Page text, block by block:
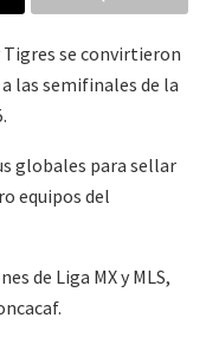
Tigres se convirtieron
las semifinales de la
globales para sellar
equipos del
de Liga MX y MLS,